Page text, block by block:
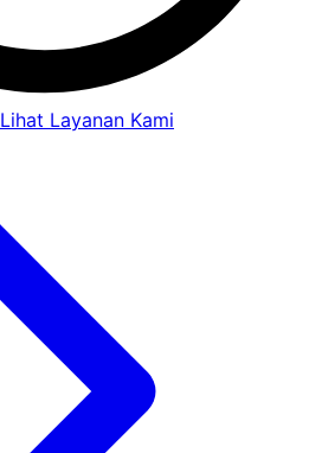
Lihat Layanan Kami